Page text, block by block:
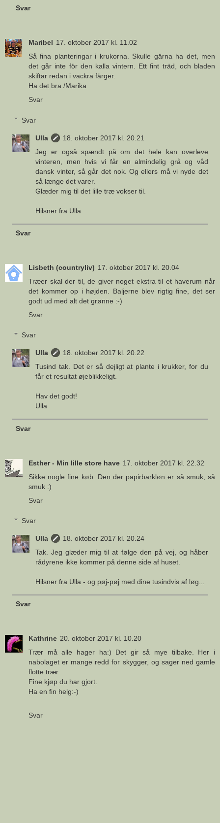
Svar
Maribel 17. oktober 2017 kl. 11.02
Så fina planteringar i krukorna. Skulle gärna ha det, men
det går inte för den kalla vintern. Ett fint träd, och bladen
skiftar redan i vackra färger.
Ha det bra /Marika
Svar
Svar
Ulla
18. oktober 2017 kl. 20.21
Jeg er også spændt på om det hele kan overleve
vinteren, men hvis vi får en almindelig grå og våd
dansk vinter, så går det nok. Og ellers må vi nyde det
så længe det varer.
Glæder mig til det lille træ vokser til.
Hilsner fra Ulla
Svar
Lisbeth (countryliv) 17. oktober 2017 kl. 20.04
Træer skal der til, de giver noget ekstra til et haverum når
det kommer op i højden. Baljerne blev rigtig fine, det ser
godt ud med alt det grønne :-)
Svar
Svar
Ulla
18. oktober 2017 kl. 20.22
Tusind tak. Det er så dejligt at plante i krukker, for du
får et resultat øjeblikkeligt.
Hav det godt!
Ulla
Svar
Esther - Min lille store have 17. oktober 2017 kl. 22.32
Sikke nogle fine køb. Den der papirbarkløn er så smuk, så
smuk :)
Svar
Svar
Ulla
18. oktober 2017 kl. 20.24
Tak. Jeg glæder mig til at følge den på vej, og håber
rådyrene ikke kommer på denne side af huset.
Hilsner fra Ulla - og pøj-pøj med dine tusindvis af løg...
Svar
Kathrine 20. oktober 2017 kl. 10.20
Trær må alle hager ha:) Det gir så mye tilbake. Her i
nabolaget er mange redd for skygger, og sager ned gamle
flotte trær.
Fine kjøp du har gjort.
Ha en fin helg:-)
Svar